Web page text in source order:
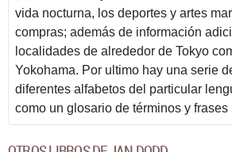
vida nocturna, los deportes y artes
compras; además de información
localidades de alrededor de Tokyo
Yokohama. Por ultimo hay una serie
diferentes alfabetos del particular
como un glosario de términos y frases